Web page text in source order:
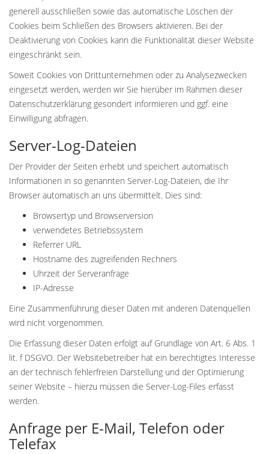
generell ausschließen sowie das automatische Löschen der
Cookies beim Schließen des Browsers aktivieren. Bei der
Deaktivierung von Cookies kann die Funktionalität dieser Website
eingeschränkt sein.
Soweit Cookies von Drittunternehmen oder zu Analysezwecken
eingesetzt werden, werden wir Sie hierüber im Rahmen dieser
Datenschutzerklärung gesondert informieren und ggf. eine
Einwilligung abfragen.
Server-Log-Dateien
Der Provider der Seiten erhebt und speichert automatisch
Informationen in so genannten Server-Log-Dateien, die Ihr
Browser automatisch an uns übermittelt. Dies sind:
Browsertyp und Browserversion
verwendetes Betriebssystem
Referrer URL
Hostname des zugreifenden Rechners
Uhrzeit der Serveranfrage
IP-Adresse
Eine Zusammenführung dieser Daten mit anderen Datenquellen
wird nicht vorgenommen.
Die Erfassung dieser Daten erfolgt auf Grundlage von Art. 6 Abs. 1
lit. f DSGVO. Der Websitebetreiber hat ein berechtigtes Interesse
an der technisch fehlerfreien Darstellung und der Optimierung
seiner Website – hierzu müssen die Server-Log-Files erfasst
werden.
Anfrage per E-Mail, Telefon oder
Telefax